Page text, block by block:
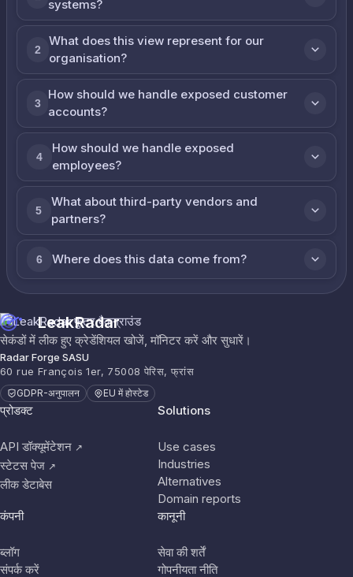
systems?
2
What does this view represent for our
organisation?
3
How should we handle exposed customer
accounts?
4
How should we handle exposed
employees?
5
What about third-party vendors and
partners?
6 Where does this data come from?
LeakRadar
सेकंडों में लीक हुए क्रेडेंशियल खोजें, मॉनिटर करें और सुधारें।
Radar Forge SASU
60 rue François 1er, 75008 पेरिस, फ्रांस
GDPR-अनुपालन EU में होस्टेड
प्रोडक्ट
API डॉक्यूमेंटेशन ↗
स्टेटस पेज ↗
लीक डेटाबेस
Solutions
Use cases
Industries
Alternatives
Domain reports
कंपनी
ब्लॉग
संपर्क करें
कानूनी
सेवा की शर्तें
गोपनीयता नीति